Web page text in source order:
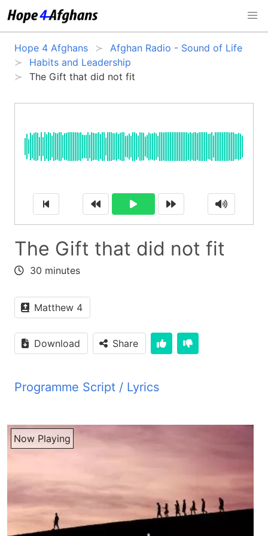
Hope 4 Afghans
Afghan Radio - Sound of Life
Habits and Leadership
The Gift that did not fit
The Gift that did not fit
30 minutes
Matthew 4
Download Share
Programme Script / Lyrics
PYM JBZ پایینه تقلوبی آینه پایینه تقلوبی آینه پایینه
تقلوبی آینه پایینه تقلوبی آینه پایینه تقلوبی آینه پایینه
تقلوبی آینه پایینه تقلوبی آینه پایینه تقلوبی آینه پایینه
تقلوبی آینه پایینه تقلوبی آینه پایینه تقلوبی آینه پایینه
تقلوبی آینه پایینه تقلوبی آینه پایینه تقلوبی آینه پایینه
تقلوبی آینه پایینه تقلوبی آینه پایینه تقلوبی آینه پایینه
Now Playing